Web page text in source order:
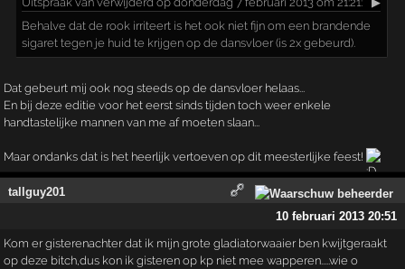
Behalve dat de rook irriteert is het ook niet fijn om een brandende
sigaret tegen je huid te krijgen op de dansvloer (is 2x gebeurd).
Dat gebeurt mij ook nog steeds op de dansvloer helaas...
En bij deze editie voor het eerst sinds tijden toch weer enkele
handtastelijke mannen van me af moeten slaan...
Maar ondanks dat is het heerlijk vertoeven op dit meesterlijke feest!
tallguy201
10 februari 2013 20:51
Kom er gisterenachter dat ik mijn grote gladiatorwaaier ben kwijtgeraakt
op deze bitch,dus kon ik gisteren op kp niet mee wapperen.....wie o